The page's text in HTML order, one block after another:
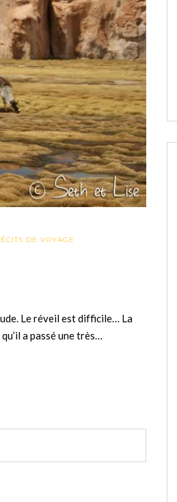
DE VOYAGE
Le réveil est difficile… La
a passé une très…